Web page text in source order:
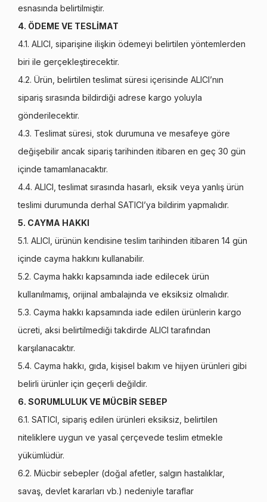
esnasında belirtilmiştir.
4. ÖDEME VE TESLİMAT
4.1. ALICI, siparişine ilişkin ödemeyi belirtilen yöntemlerden
biri ile gerçekleştirecektir.
4.2. Ürün, belirtilen teslimat süresi içerisinde ALICI’nın
sipariş sırasında bildirdiği adrese kargo yoluyla
gönderilecektir.
4.3. Teslimat süresi, stok durumuna ve mesafeye göre
değişebilir ancak sipariş tarihinden itibaren en geç 30 gün
içinde tamamlanacaktır.
4.4. ALICI, teslimat sırasında hasarlı, eksik veya yanlış ürün
teslimi durumunda derhal SATICI’ya bildirim yapmalıdır.
5. CAYMA HAKKI
5.1. ALICI, ürünün kendisine teslim tarihinden itibaren 14 gün
içinde cayma hakkını kullanabilir.
5.2. Cayma hakkı kapsamında iade edilecek ürün
kullanılmamış, orijinal ambalajında ve eksiksiz olmalıdır.
5.3. Cayma hakkı kapsamında iade edilen ürünlerin kargo
ücreti, aksi belirtilmediği takdirde ALICI tarafından
karşılanacaktır.
5.4. Cayma hakkı, gıda, kişisel bakım ve hijyen ürünleri gibi
belirli ürünler için geçerli değildir.
6. SORUMLULUK VE MÜCBİR SEBEP
6.1. SATICI, sipariş edilen ürünleri eksiksiz, belirtilen
niteliklere uygun ve yasal çerçevede teslim etmekle
yükümlüdür.
6.2. Mücbir sebepler (doğal afetler, salgın hastalıklar,
savaş, devlet kararları vb.) nedeniyle taraflar